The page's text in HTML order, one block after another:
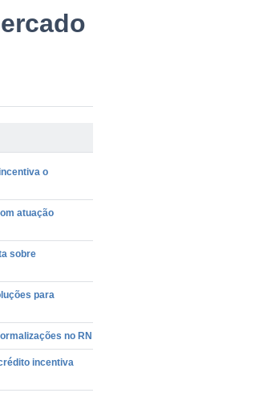
o
atuação
sobre
para
no RN
incentiva